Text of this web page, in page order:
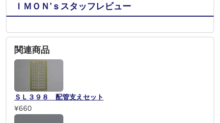
ＩＭＯＮ’ｓスタッフレビュー
関連商品
ＳＬ３９８ 配管支えセット
¥660